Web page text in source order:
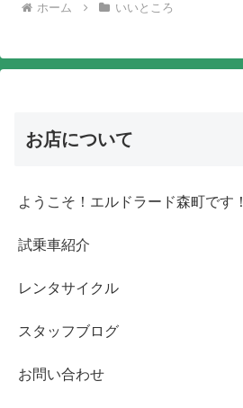
ホーム いいところ
お店について
ようこそ！エルドラード森町です！
試乗車紹介
レンタサイクル
スタッフブログ
お問い合わせ